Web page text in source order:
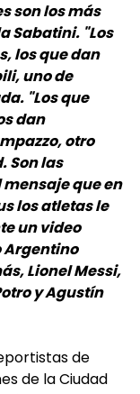
son los más
Sabatini. "Los
los que dan
uno de
"Los que
dan
otro
Son las
que en
los atletas le
un video
Argentino
Lionel Messi,
y Agustín
de
de la Ciudad